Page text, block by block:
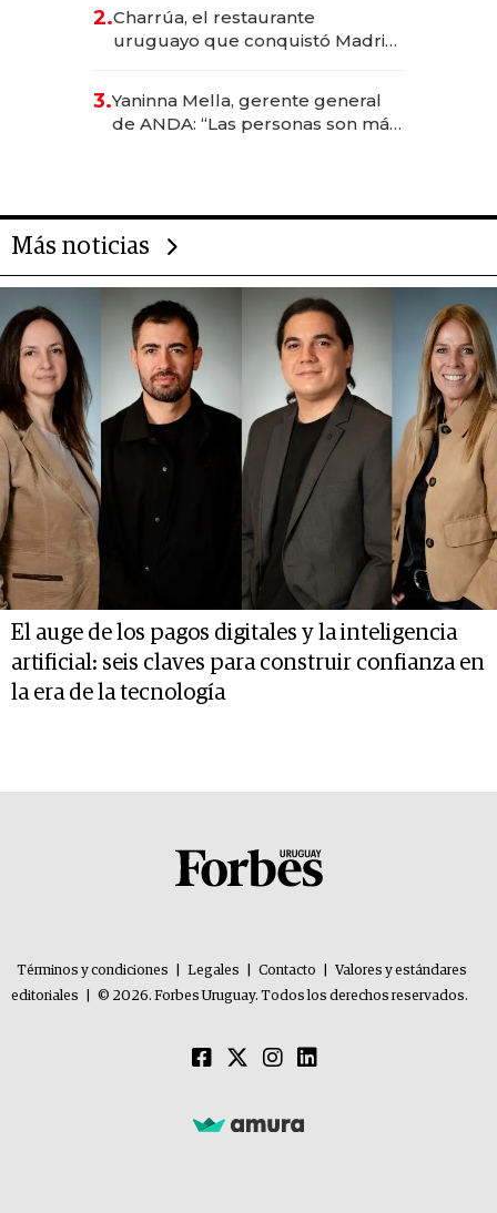
millones
2.Charrúa, el restaurante
uruguayo que conquistó Madrid:
anticipación y prepara apertura
3.Yaninna Mella, gerente general
de ANDA: “Las personas son más
Más noticias
El auge de los pagos digitales y la inteligencia
artificial: seis claves para construir confianza en
la era de la tecnología
Términos y condiciones Legales Contacto
Valores y estándares
editoriales
© 2026. Forbes Uruguay. Todos los derechos reservados.